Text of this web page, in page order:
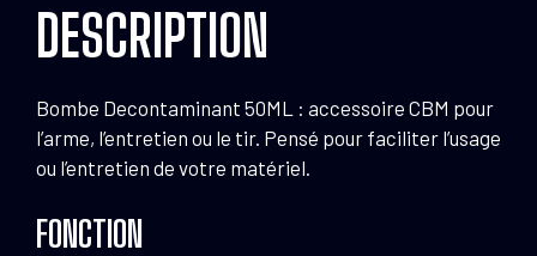
DESCRIPTION
Bombe Decontaminant 50ML : accessoire CBM pour
l’arme, l’entretien ou le tir. Pensé pour faciliter l’usage
ou l’entretien de votre matériel.
FONCTION